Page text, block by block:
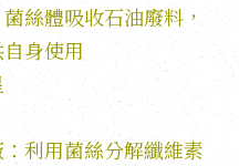
絲體吸收石油廢料，
身使用
利用菌絲分解纖維素